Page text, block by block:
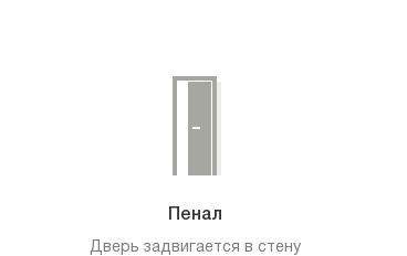
Пенал
Дверь задвигается в стену